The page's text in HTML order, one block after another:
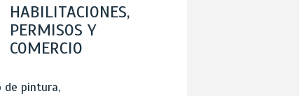
HABILITACIONES,
PERMISOS Y
COMERCIO
de pintura,